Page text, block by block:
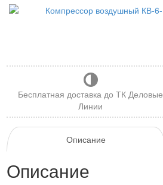
Бесплатная доставка до ТК Деловые
Линии
Описание
Описание